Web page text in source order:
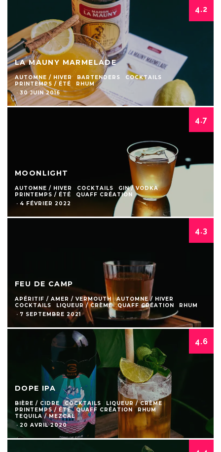
4.2
LA MAUNY MARMELADE
AUTOMNE / HIVER BARTENDERS
COCKTAILS
PRINTEMPS / ÉTÉ
RHUM
· 30 JUIN 2016
4.7
MOONLIGHT
AUTOMNE / HIVER COCKTAILS
GIN / VODKA
PRINTEMPS / ÉTÉ
QUAFF CRÉATION
· 4 FÉVRIER 2022
4.3
FEU DE CAMP
APÉRITIF / AMER / VERMOUTH
AUTOMNE / HIVER
COCKTAILS
LIQUEUR / CRÈME QUAFF CRÉATION
RHUM
· 7 SEPTEMBRE 2021
4.6
DOPE IPA
BIÈRE / CIDRE COCKTAILS
LIQUEUR / CRÈME
PRINTEMPS / ÉTÉ
QUAFF CRÉATION
RHUM
TEQUILA / MEZCAL
· 20 AVRIL 2020